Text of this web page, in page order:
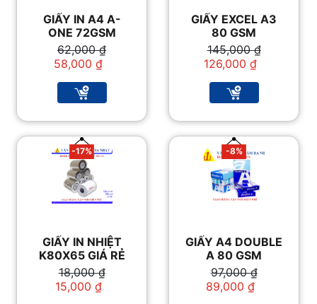
GIẤY IN A4 A-
ONE 72GSM
62,000₫
Giá
gốc
62,000 ₫.
58,000₫
Giá
hiện
là:
58,000 ₫.
GIẤY EXCEL A3
80 GSM
145,000₫
Giá
gốc
145,000 ₫.
126,000₫
Giá
hiện
là:
126,000 ₫.
-17%
GIẤY IN NHIỆT
K80X65 GIÁ RẺ
18,000₫
Giá
gốc
15,000 ₫
Giá
hiện
-8%
GIẤY A4 DOUBLE
A 80 GSM
97,000₫
Giá
gốc
89,000₫
Giá
hiện